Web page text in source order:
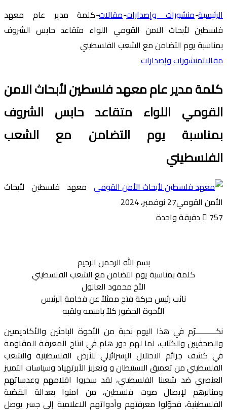
الرئيسية-منشورات وإصدارات-مقالات-كلمة مدير عام معهد
فلسطين لأبحاث الامن القومي اللواء متقاعد حابس الشروف
بمناسبة يوم التضامن مع الشعب الفلسطيني
مقالاتمنشورات وإصدارات
كلمة مدير عام معهد فلسطين لأبحاث الامن
القومي اللواء متقاعد حابس الشروف
بمناسبة يوم التضامن مع الشعب
الفلسطيني
معهد فلسطين لأبحاث
الأمن القومي27 نوفمبر، 2024
757
دقيقة واحدة
بسم الله الرحمن الرحيم
كلمة بمناسبة يوم التضامن مع الشعب الفلسطيني
الأخ محمود العالول
نائب رئيس حركة فتح ممثلاً عن فخامة الرئيس
الأخوة الحضور كلاً باسمه ولقبه
نكــــــــــرّم في هذا اليوم نخبة من الأخوة الباحثين والأكاديميين
والصحفيين والكتاب، لما لهم دور هام في انتاج المعرفة المقاومة
في كشف جرائم الاحتلال الإسرائيلي للأرض الفلسطينية والشعب
الفلسطيني من تعميق الاستيطان و وتعزبز الأبرتهياد وسياسات التمييز
العنصري ضد شعبنا الفلسطيني، لقد سخروا اقلامهم وعدساتهم
ومنابرهم لإيصال صوت فلسطين، من آمنوا بعدالة القضية
الفلسطينية، فحوّلوا معرفتهم وأدواتهم الاعلامية إلى جسر يوصل